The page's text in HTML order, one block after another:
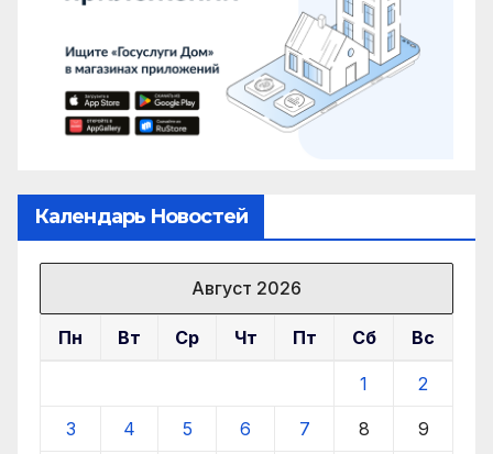
Календарь Новостей
Август 2026
Пн Вт Ср Чт Пт Сб Вс
1 2
3 4 5 6 7 8 9